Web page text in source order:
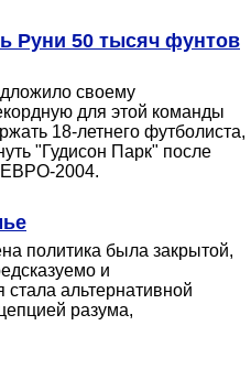
Руни 50 тысяч фунтов
своему
для этой команды
18-летнего футболиста,
"Гудисон Парк" после
ЕВРО-2004.
политика была закрытой,
и
альтернативной
разума,